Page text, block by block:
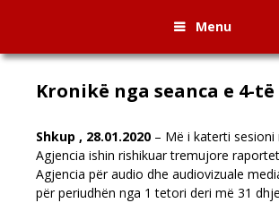
Menu
Kronikë nga seanca e 4-të
Shkup , 28.01.2020 – Më i katerti sesioni
Agjencia ishin rishikuar tremujore
Agjencia për audio dhe audiovizuale
për periudhën nga 1 tetori deri më 31